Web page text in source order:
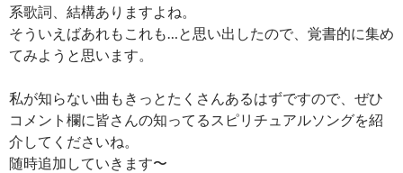
系歌詞、結構ありますよね。
そういえばあれもこれも…と思い出したので、覚書的に集め
てみようと思います。
私が知らない曲もきっとたくさんあるはずですので、ぜひ
コメント欄に皆さんの知ってるスピリチュアルソングを紹
介してくださいね。
随時追加していきます〜